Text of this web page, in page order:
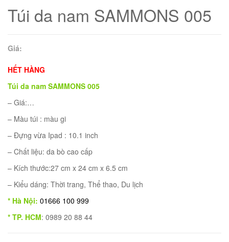
Túi da nam SAMMONS 005
Giá:
HẾT HÀNG
Túi da nam SAMMONS 005
– Giá:…
– Màu túi : màu gi
– Đựng vừa Ipad : 10.1 inch
– Chất liệu: da bò cao cấp
– Kích thước:27 cm x 24 cm x 6.5 cm
– Kiểu dáng: Thời trang, Thể thao, Du lịch
* Hà Nội: 01666 100 999
* TP. HCM: 0989 20 88 44